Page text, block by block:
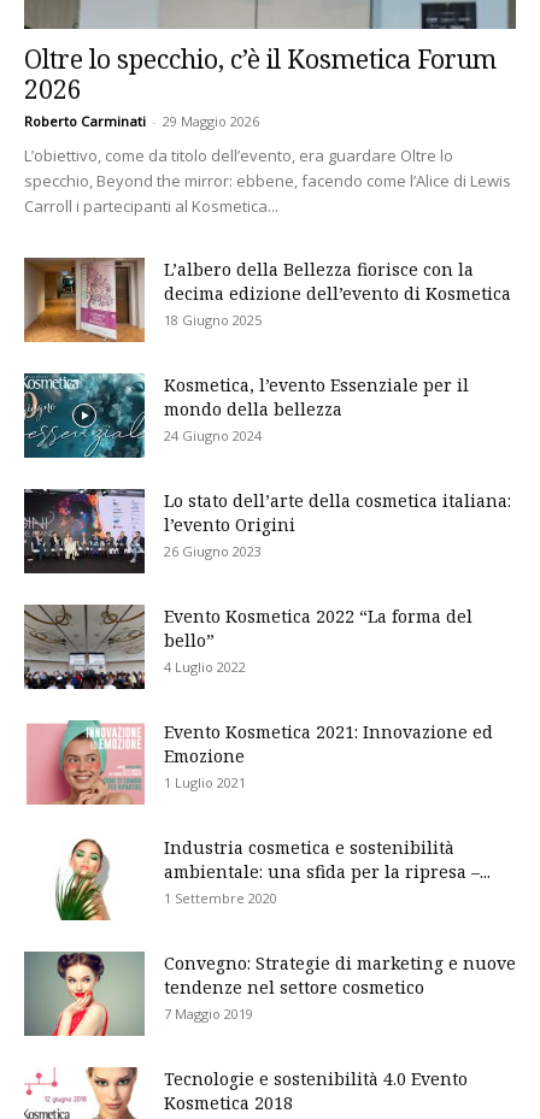
Oltre lo specchio, c’è il Kosmetica Forum
2026
Roberto Carminati - 29 Maggio 2026
L’obiettivo, come da titolo dell’evento, era guardare Oltre lo
specchio, Beyond the mirror: ebbene, facendo come l’Alice di Lewis
Carroll i partecipanti al Kosmetica...
L’albero della Bellezza fiorisce con la
decima edizione dell’evento di Kosmetica
18 Giugno 2025
Kosmetica, l’evento Essenziale per il
mondo della bellezza
24 Giugno 2024
Lo stato dell’arte della cosmetica italiana:
l’evento Origini
26 Giugno 2023
Evento Kosmetica 2022 “La forma del
bello”
4 Luglio 2022
Evento Kosmetica 2021: Innovazione ed
Emozione
1 Luglio 2021
Industria cosmetica e sostenibilità
ambientale: una sfida per la ripresa –...
1 Settembre 2020
Convegno: Strategie di marketing e nuove
tendenze nel settore cosmetico
7 Maggio 2019
Tecnologie e sostenibilità 4.0 Evento
Kosmetica 2018